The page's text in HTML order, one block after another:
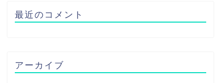
最近のコメント
アーカイブ